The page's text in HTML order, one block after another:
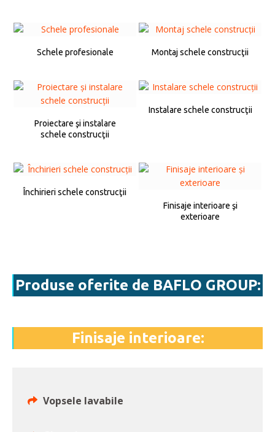
Schele profesionale Montaj schele construcţii
Proiectare şi instalare
schele construcţii
Instalare schele construcţii
Închirieri schele construcţii
Finisaje interioare şi
exterioare
Produse oferite de BAFLO GROUP:
Finisaje interioare:
Vopsele lavabile